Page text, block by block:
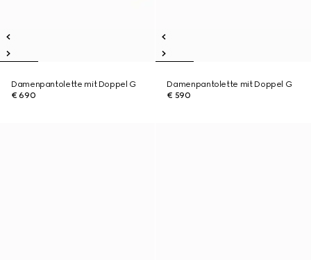
Damenpantolette mit Doppel G
€ 690
Damenpantolette mit Doppel G
€ 590